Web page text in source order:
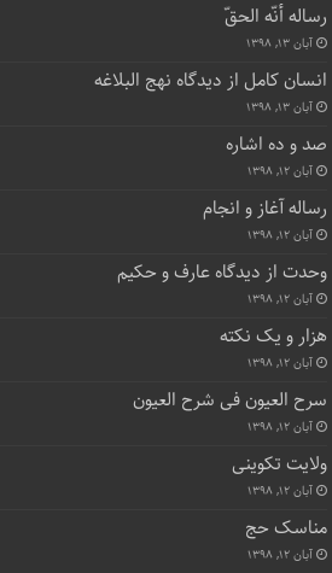
رساله أنّه الحقّ
آبان ۱۳, ۱۳۹۸
انسان کامل از دیدگاه نهج البلاغه
آبان ۱۳, ۱۳۹۸
صد و ده اشاره
آبان ۱۲, ۱۳۹۸
رساله آغاز و انجام
آبان ۱۲, ۱۳۹۸
وحدت از دیدگاه عارف و حکیم
آبان ۱۲, ۱۳۹۸
هزار و یک نکته
آبان ۱۲, ۱۳۹۸
سرح العیون فی شرح العیون
آبان ۱۲, ۱۳۹۸
ولایت تکوینی
آبان ۱۲, ۱۳۹۸
مناسک حج
آبان ۱۲, ۱۳۹۸